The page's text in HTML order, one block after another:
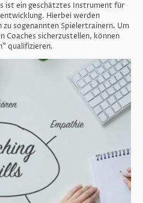
ist ein geschätztes Instrument für
Hierbei werden
sogenannten Spielertrainern. Um
sicherzustellen, können
qualifizieren.